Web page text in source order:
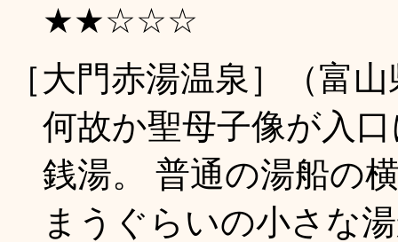
★★☆☆☆
［大門赤湯温泉］（富
何故か聖母子像が入
銭湯。 普通の湯船の
まうぐらいの小さな